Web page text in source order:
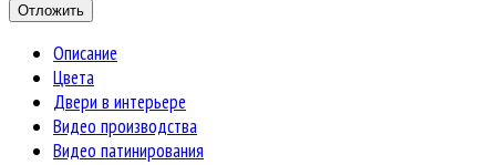
Описание
Цвета
Двери в интерьере
Видео производства
Видео патинирования